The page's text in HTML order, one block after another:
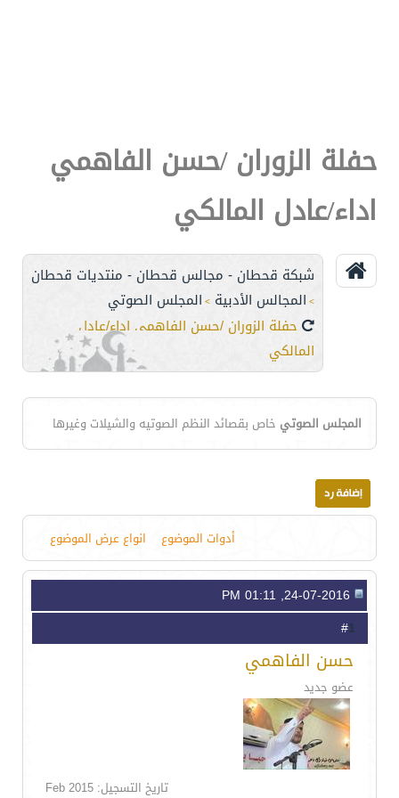
حفلة الزوران /حسن الفاهمي
اداء/عادل المالكي
شبكة قحطان - مجالس قحطان - منتديات قحطان
> المجالس الأدبية > المجلس الصوتي
حفلة الزوران /حسن الفاهمي اداء/عادل
المالكي
المجلس الصوتي خاص بقصائد النظم الصوتيه والشيلات وغيرها
أدوات الموضوع انواع عرض الموضوع
1
حسن الفاهمي
عضو جديد
تاريخ التسجيل: Feb 2015